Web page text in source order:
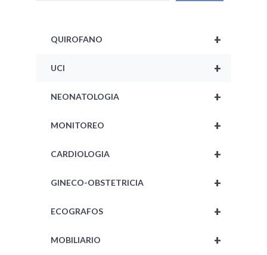
+
QUIROFANO
+
UCI
+
NEONATOLOGIA
+
MONITOREO
+
CARDIOLOGIA
+
GINECO-OBSTETRICIA
+
ECOGRAFOS
+
MOBILIARIO